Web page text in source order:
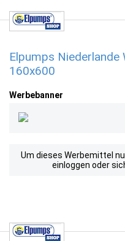
Elpumps
160x600
Werbebanner
Um dieses Werbemittel
einloggen oder